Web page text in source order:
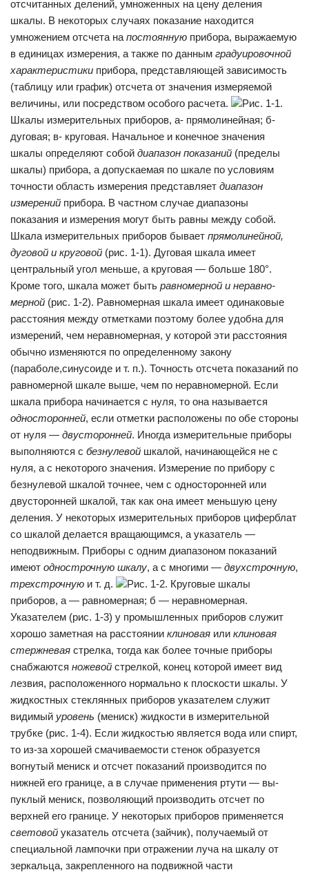
отсчитанных делений, умноженных на цену деления
шкалы. В некоторых случаях показание находится
умножением отсчета на постоянную прибора, выражаемую
в единицах измерения, а также по данным градуировочной
характеристики прибора, представляющей зависимость
(таблицу или график) отсчета от значения измеряемой
величины, или посредством особого расчета.
Рис. 1-1.
Шкалы измерительных приборов, а- прямолинейная; б-
дуговая; в- круговая. Начальное и конечное значения
шкалы определяют собой диапазон показаний (пределы
шкалы) прибора, а допускаемая по шкале по условиям
точности область измерения представляет диапазон
измерений прибора. В частном случае диапазоны
показания и измерения могут быть равны между собой.
Шкала измерительных приборов бывает прямолиней­ной,
дуговой и круговой (рис. 1-1). Дуговая шкала имеет
центральный угол меньше, а круговая — больше 180°.
Кроме того, шкала может быть равномерной и неравно­
мерной (рис. 1-2). Равномерная шкала имеет одинаковые
расстояния между отметками поэтому более удобна для
измерений, чем неравномерная, у которой эти расстояния
обычно изменяются по определенному закону
(параболе,синусоиде и т. п.). Точность отсчета показаний по
равно­мерной шкале выше, чем по неравномерной. Если
шкала прибора начинается с нуля, то она назы­вается
односторонней, если отметки расположены по обе стороны
от нуля — двусторонней. Иногда измеритель­ные приборы
выполняются с безнулевой шкалой, начинаю­щейся не с
нуля, а с некоторого значения. Измерение по прибору с
безнулевой шкалой точнее, чем с односторонней или
двусторонней шкалой, так как она имеет меньшую цену
деления. У некоторых измерительных приборов циферблат
со шкалой делается вращающимся, а указатель —
неподвижным. Приборы с одним диапазоном по­казаний
имеют однострочную шкалу, а с многими — двух­строчную,
трехстрочную и т. д.
Рис. 1-2. Круговые шкалы
приборов, а — равномерная; б — неравномерная.
Указателем (рис. 1-3) у промышленных приборов служит
хорошо заметная на расстоянии клиновая или клиновая
стержневая стрелка, тогда как более точные приборы
снабжаются ножевой стрелкой, конец которой имеет вид
лезвия, расположенного нормально к плоскости шкалы. У
жидкостных стеклянных приборов указателем слу­жит
видимый уровень (мениск) жидкости в измерительной
трубке (рис. 1-4). Если жидкостью является вода или спирт,
то из-за хорошей смачиваемости стенок образуется
вогнутый мениск и отсчет показаний производится по
нижней его границе, а в случае применения ртути — вы­
пуклый мениск, позволяющий производить отсчет по
верхней его границе. У некоторых приборов применяется
световой указатель отсчета (зайчик), получаемый от
специальной лампочки при отражении луча на шкалу от
зеркальца, закрепленного на подвижной части